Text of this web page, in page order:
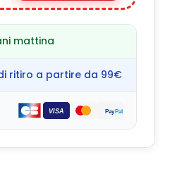
mattina
ritiro a partire da 99€